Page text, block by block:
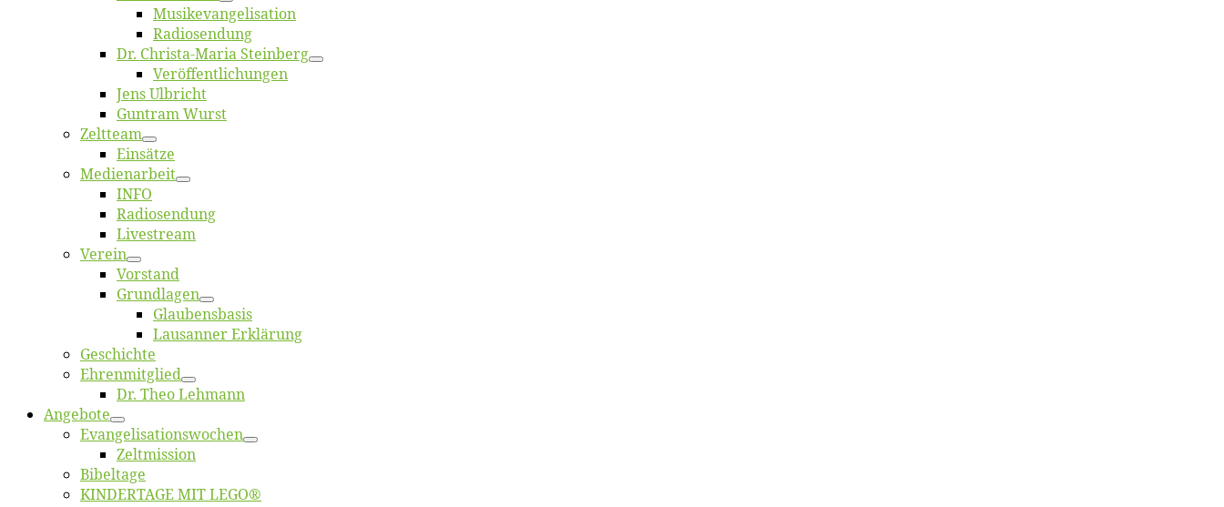
Musikevan­ge­li­sa­tion
Ra­dio­sen­dung
Dr. Chris­­ta-Ma­ria Steinberg
Ver­öf­fent­li­chun­gen
Jens Ulb­richt
Gun­tram Wurst
Zelt­team
Ein­sät­ze
Me­di­en­ar­beit
INFO
Ra­dio­sen­dung
Live­stream
Ver­ein
Vor­stand
Grund­la­gen
Glaubens­ba­sis
Lausan­ner Erklärung
Ge­schich­te
Eh­ren­mit­glied
Dr. Theo Lehmann
An­ge­bo­te
Evangelisa­tions­wo­chen
Zelt­mis­si­on
Bi­bel­ta­ge
KINDERTAGE MIT LEGO®